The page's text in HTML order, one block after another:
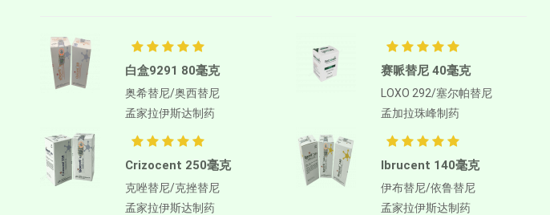
阿那曲唑
Anlotinib
Anti-Human thymocyte
Immunoglobulin [rabbit]
equine
阿帕鲁胺/阿帕他胺
白盒9291 80毫克
奥希替尼/奥西替尼
孟家拉伊斯达制药
Crizocent 250毫克
克唑替尼/克挫替尼
孟家拉伊斯达制药
赛哌替尼 40毫克
LOXO 292/塞尔帕替尼
孟加拉珠峰制药
Ibrucent 140毫克
伊布替尼/依鲁替尼
孟家拉伊斯达制药